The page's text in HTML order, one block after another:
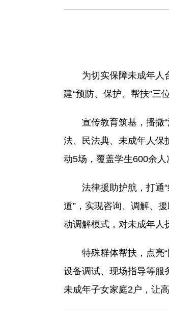
为切实保障未成年人合
建“预防、保护、帮扶”三
宣传教育筑基，播撒“
法、民法典、未成年人保
动5场，覆盖学生600余人
法律援助护航，打通“
道”，实现咨询、调解、
动调解模式，对未成年人
特殊群体帮扶，点亮“回
设备调试、现场指导等服
未成年子女家庭2户，让